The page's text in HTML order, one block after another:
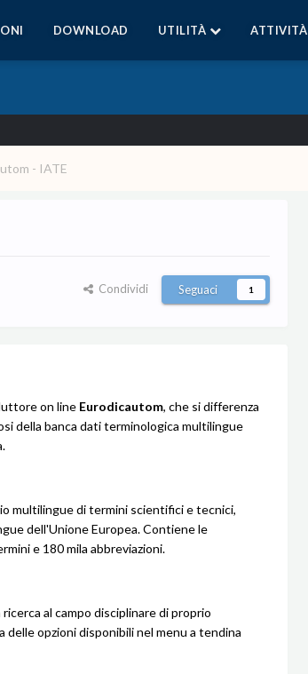
DOWNLOAD UTILITÀ ATTIVITÀ
- IATE
Condividi Seguaci 1
on line Eurodicautom, che si differenza
della banca dati terminologica multilingue
multilingue di termini scientifici e tecnici,
dell'Unione Europea. Contiene le
e 180 mila abbreviazioni.
al campo disciplinare di proprio
delle opzioni disponibili nel menu a tendina